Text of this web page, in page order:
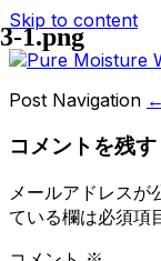
Skip to content
3-1.png
Post Navigation
コメントを残す
メールアドレスが
ている欄は必須項